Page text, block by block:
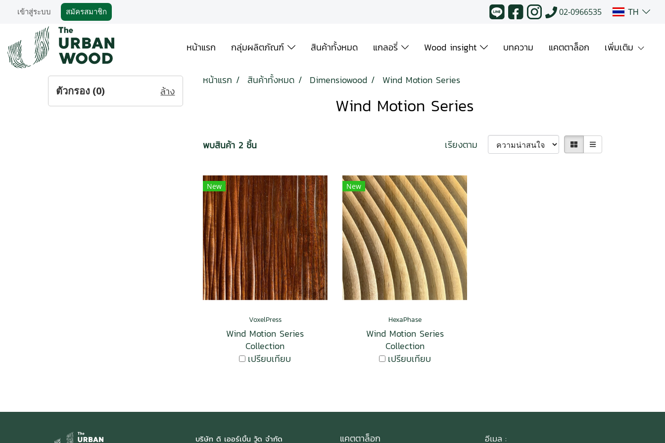
เข้าสู่ระบบ สมัครสมาชิก 02-0966535 TH
หน้าแรก กลุ่มผลิตภัณฑ์ สินค้าทั้งหมด แกลอรี่ Wood insight บทความ แคตตาล็อก เพิ่มเติม
หน้าแรก สินค้าทั้งหมด Dimensiowood Wind Motion Series
Wind Motion Series
พบสินค้า 2 ชิ้น เรียงตาม
New
VoxelPress
Wind Motion Series
Collection
เปรียบเทียบ
New
HexaPhase
Wind Motion Series
Collection
เปรียบเทียบ
ตัวกรอง (0) ล้าง
บริษัท ดิ เออร์เบิ้น วู้ด จำกัด แคตตาล็อก อีเมล :